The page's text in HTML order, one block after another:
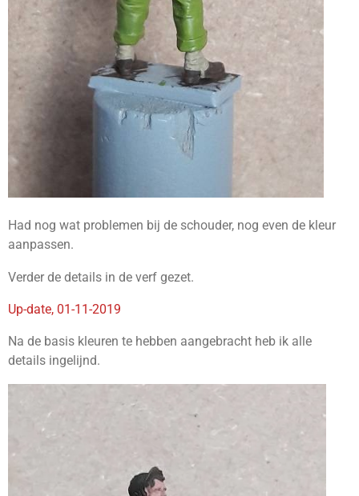
Had nog wat problemen bij de schouder, nog even de kleur
aanpassen.
Verder de details in de verf gezet.
Up-date, 01-11-2019
Na de basis kleuren te hebben aangebracht heb ik alle
details ingelijnd.